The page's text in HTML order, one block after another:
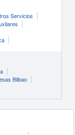
Servicios
Bilbao